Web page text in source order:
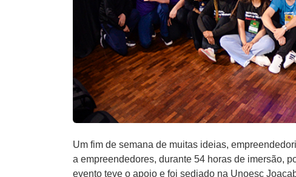
Um fim de semana de muitas ideias,
a empreendedores, durante 54 horas de imersão,
evento teve o apoio e foi sediado na Unoesc